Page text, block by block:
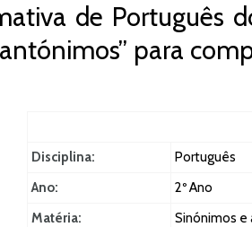
de Português
para
Disciplina:
Português
Ano:
2º Ano
Matéria:
Sinónimos e